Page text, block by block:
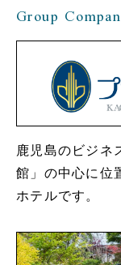
Group
鹿児島のビジネ
館」の中心に位
ホテルです。